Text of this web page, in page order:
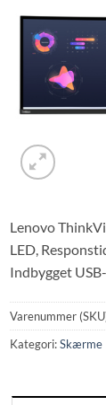
Lenovo
LED,
Indbygget
Varenummer
Kategori:Skærme